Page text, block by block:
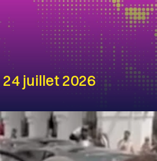
24 juillet 2026